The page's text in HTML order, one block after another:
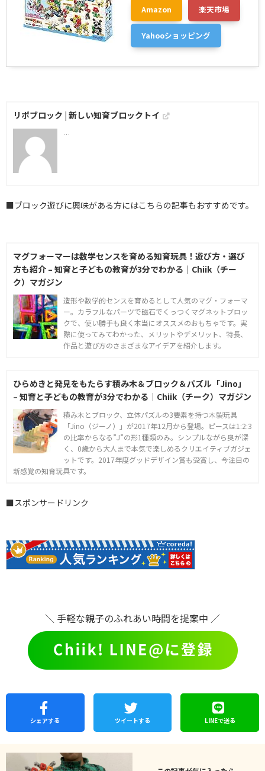
Amazon 楽天市場
Yahooショッピング
リポブロック | 新しい知育ブロックトイ
…
■ブロック遊びに興味がある方にはこちらの記事もおすすめです。
マグフォーマーは数学センスを育める知育玩具！遊び方・選び
方も紹介 – 知育と子どもの教育が3分でわかる｜Chiik（チー
ク）マガジン
造形や数学的センスを育めるとして人気のマグ・フォーマ
ー。カラフルなパーツで磁石でくっつくマグネットブロッ
クで、使い勝手も良く本当にオススメのおもちゃです。実
際に使ってみてわかった、メリットやデメリット、特長、
作品と遊び方のさまざまなアイデアを紹介します。
ひらめきと発見をもたらす積み木＆ブロック＆パズル「Jino」
– 知育と子どもの教育が3分でわかる｜Chiik（チーク）マガジン
積み木とブロック、立体パズルの3要素を持つ木製玩具
「Jino（ジーノ）」が2017年12月から登場。ピースは1:2:3
の比率からなる”J”の形1種類のみ。シンプルながら奥が深
く、0歳から大人まで本気で楽しめるクリエイティブガジェ
ットです。2017年度グッドデザイン賞も受賞し、今注目の
新感覚の知育玩具です。
■スポンサードリンク
＼ 手軽な親子のふれあい時間を提案中 ／
シェアする ツイートする LINEで送る